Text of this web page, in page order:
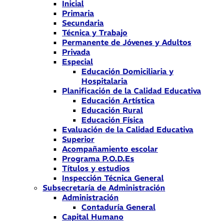
Inicial
Primaria
Secundaria
Técnica y Trabajo
Permanente de Jóvenes y Adultos
Privada
Especial
Educación Domiciliaria y
Hospitalaria
Planificación de la Calidad Educativa
Educación Artística
Educación Rural
Educación Física
Evaluación de la Calidad Educativa
Superior
Acompañamiento escolar
Programa P.O.D.Es
Títulos y estudios
Inspección Técnica General
Subsecretaría de Administración
Administración
Contaduría General
Capital Humano